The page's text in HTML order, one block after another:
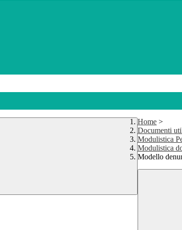
Home >
Documenti
Modulistica
Modulistica
Modello